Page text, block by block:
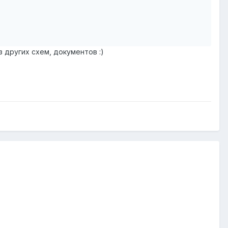
других схем, документов :)